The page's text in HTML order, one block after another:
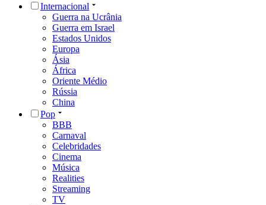
Internacional
Guerra na Ucrânia
Guerra em Israel
Estados Unidos
Europa
Ásia
África
Oriente Médio
Rússia
China
Pop
BBB
Carnaval
Celebridades
Cinema
Música
Realities
Streaming
TV